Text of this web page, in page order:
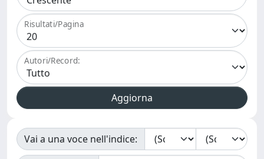
Risultati/Pagina
Autori/Record:
Vai a una voce nell'indice: